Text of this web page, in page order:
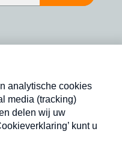
op onze